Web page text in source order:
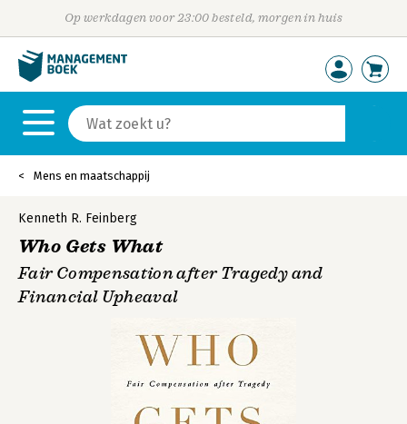
Op werkdagen voor 23:00 besteld, morgen in huis
Mens en maatschappij
Kenneth R. Feinberg
Who Gets What
Fair Compensation after Tragedy and
Financial Upheaval